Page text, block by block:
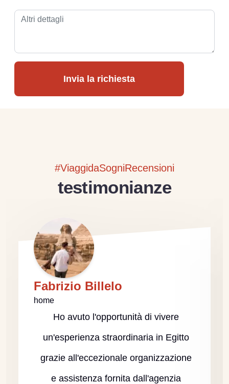
Invia la richiesta
#ViaggidaSogniRecensioni
testimonianze
Fabrizio Billelo
home
Ho avuto l'opportunità di vivere
un'esperienza straordinaria in Egitto
grazie all'eccezionale organizzazione
e assistenza fornita dall'agenzia